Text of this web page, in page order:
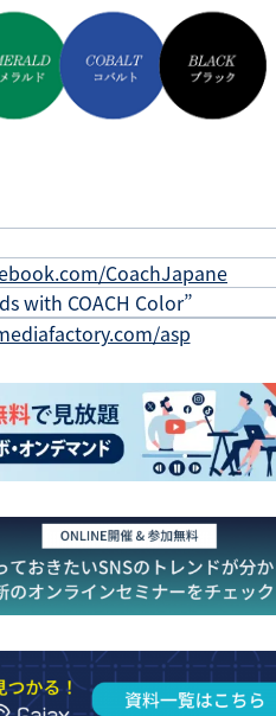
CoachJapane
with COACH Color”
asp